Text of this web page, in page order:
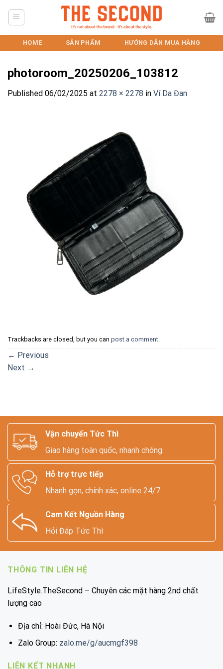
HOME SẢN PHẨM HƯỚNG DẪN MUA HÀNG
photoroom_20250206_103812
Published 06/02/2025 at 2278 × 2278 in Ví Da Đan
Trackbacks are closed, but you can post a comment.
← Previous
Next →
Vận chuyển Tức Thì
Giao hàng toàn quốc, nhanh chóng.
Hỗ trợ trực tiếp
Nhanh gọn, chính xác, online 24/7
Cam Kết Nguồn Hàng
Hỏi Đáp Tức Thì
THÔNG TIN LIÊN HỆ
LifeStyle.TheSecond – Chuyên các mặt hàng 2nd chất
lượng cao
Địa chỉ: Hoài Đức, Hà Nội
Zalo Group: zalo.me/g/aucmgf398
LIÊN KẾT NHANH